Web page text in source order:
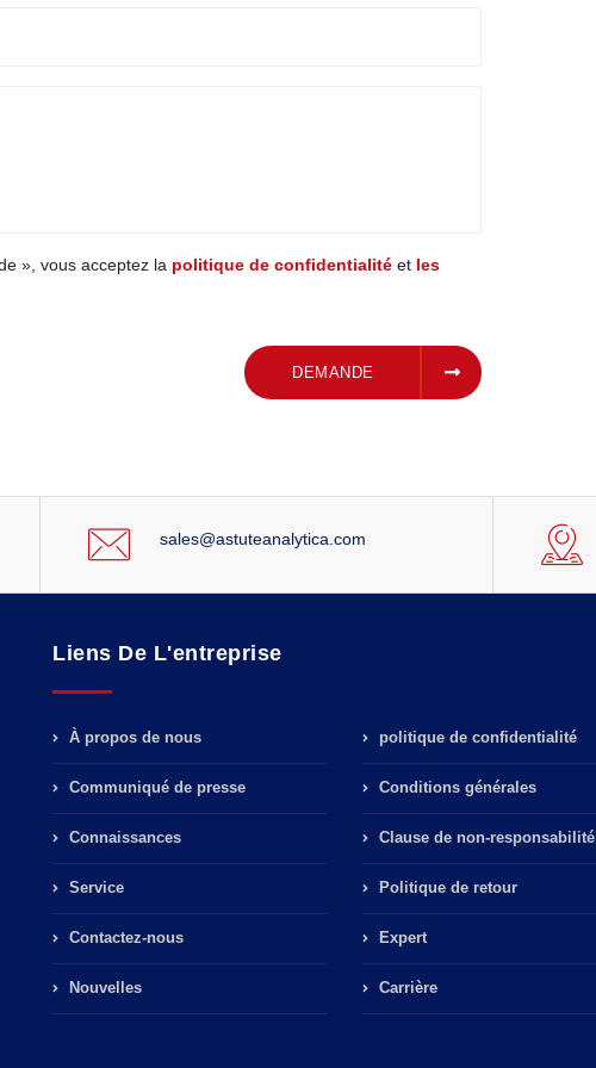
», vous acceptez la politique de confidentialité et les
DEMANDE
sales@astuteanalytica.com
Liens De L'entreprise
À propos de nous
Communiqué de presse
Connaissances
Service
Contactez-nous
Nouvelles
politique de confidentialité
Conditions générales
Clause de non-responsabilité
Politique de retour
Expert
Carrière